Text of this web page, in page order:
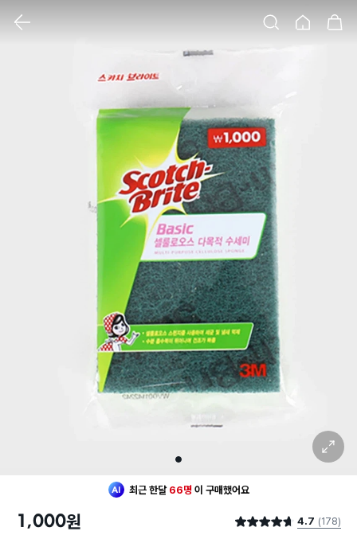
1
확대 보기
최근 한달 66명 이 구매했어요
1,000원 별점 4.7점 4.7 (178)